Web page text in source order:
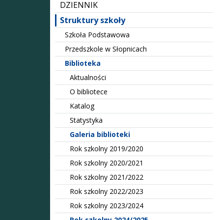
DZIENNIK
Struktury szkoły
Szkoła Podstawowa
Przedszkole w Słopnicach
Biblioteka
Aktualności
O bibliotece
Katalog
Statystyka
Galeria biblioteki
Rok szkolny 2019/2020
Rok szkolny 2020/2021
Rok szkolny 2021/2022
Rok szkolny 2022/2023
Rok szkolny 2023/2024